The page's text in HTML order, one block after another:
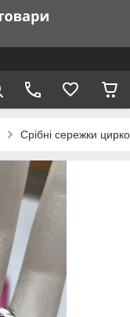
Срібні сережки